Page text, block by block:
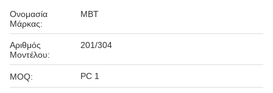
Ονομασία
Μάρκας:
MBT
Αριθμός
Μοντέλου:
201/304
MOQ: PC 1